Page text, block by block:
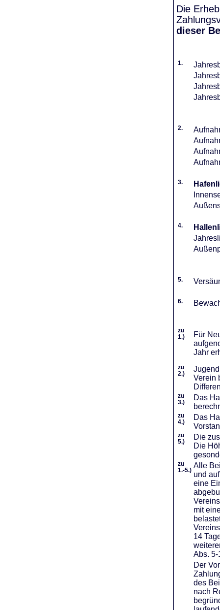
Die
dieser
1.
2.
3.
4.
5.
6.
zu
1.)
Für
Jahr
zu
2.)
Verein
zu
3.)
Das
zu
4.)
Das
zu
5.)
Die
Die
zu
1.-5.)
Alle
und
eine
mit
14
Abs.
Der
des
nach